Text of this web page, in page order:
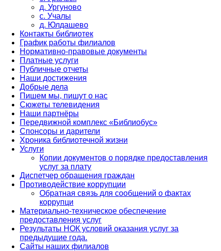
д. Ургуново
с. Учалы
д. Юлдашево
Контакты библиотек
График работы филиалов
Нормативно-правовые документы
Платные услуги
Публичные отчеты
Наши достижения
Добрые дела
Пишем мы, пишут о нас
Сюжеты телевидения
Наши партнёры
Передвижной комплекс «Библиобус»
Спонсоры и дарители
Хроника библиотечной жизни
Услуги
Копии документов о порядке предоставления
услуг за плату
Диспетчер обращения граждан
Противодействие коррупции
Обратная связь для сообщений о фактах
коррупци
Материально-техническое обеспечение
предоставления услуг
Результаты НОК условий оказания услуг за
предыдущие года.
Сайты наших филиалов